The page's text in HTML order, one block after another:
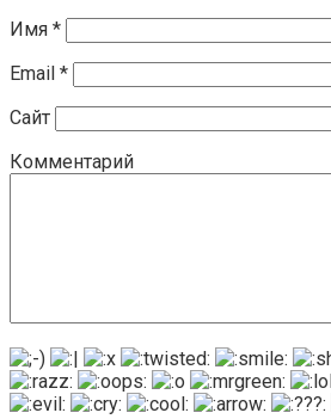
Имя *
Email *
Сайт
Комментарий